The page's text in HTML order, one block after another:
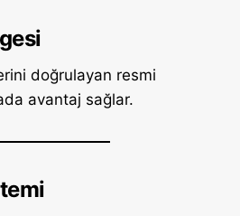
doğrulayan resmi
avantaj sağlar.